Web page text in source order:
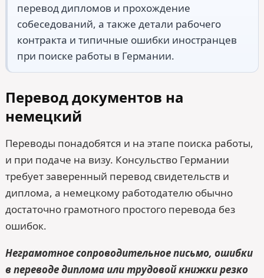
перевод дипломов и прохождение
собеседований, а также детали рабочего
контракта и типичные ошибки иностранцев
при поиске работы в Германии.
Перевод документов на
немецкий
Переводы понадобятся и на этапе поиска работы,
и при подаче на визу. Консульство Германии
требует заверенный перевод свидетельств и
диплома, а немецкому работодателю обычно
достаточно грамотного простого перевода без
ошибок.
Неграмотное сопроводительное письмо, ошибки
в переводе диплома или трудовой книжки резко